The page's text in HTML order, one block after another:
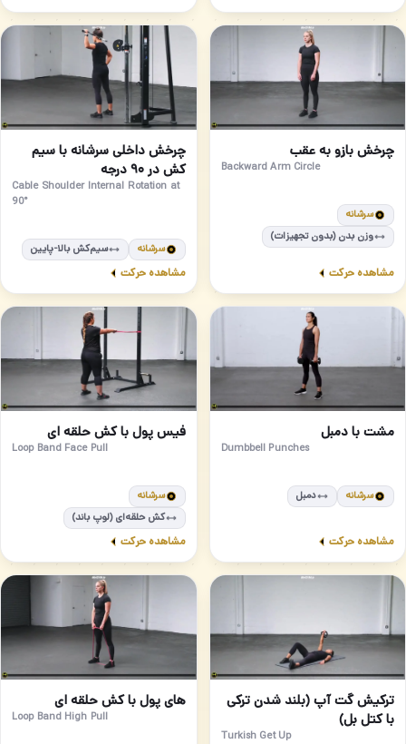
چرخش بازو به عقب
Backward Arm Circle
سرشانه
وزن بدن (بدون تجهیزات)
مشاهده حرکت
چرخش داخلی سرشانه با سیم
کش در ۹۰ درجه
Cable Shoulder Internal Rotation at
90°
سرشانه سیم‌کش بالا-پایین
مشاهده حرکت
مشت با دمبل
Dumbbell Punches
سرشانه دمبل
مشاهده حرکت
80
فیس پول با کش حلقه ای
Loop Band Face Pull
سرشانه
کش حلقه‌ای (لوپ باند)
مشاهده حرکت
81
ترکیش گت آپ (بلند شدن ترکی
با کتل بل)
Turkish Get Up
82
های پول با کش حلقه ای
Loop Band High Pull